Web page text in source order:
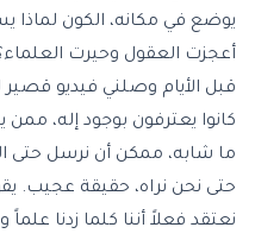
يوضع في مكانه، الكون لماذا
أعجزت العقول وحيرت
قبل الأيام وصلني فيديو قصير
كانوا يعترفون بوجود إله، ممن
ما شابه، ممكن أن نرسل حتى
حتى نحن نراه، حقيقة عجيب.
نعتقد فعلاً أننا كلما زدنا علماً